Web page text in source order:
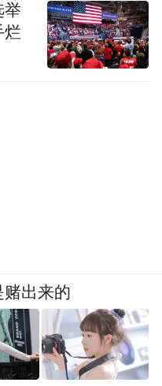
举
烂
赌出来的